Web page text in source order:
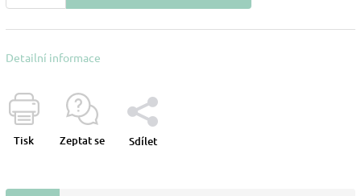
Detailní informace
Tisk Zeptat se Sdílet